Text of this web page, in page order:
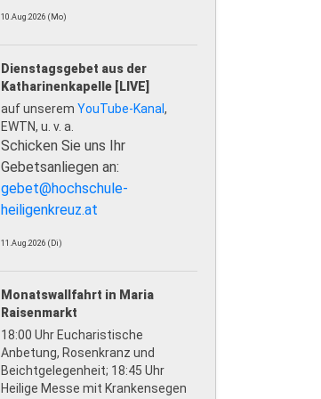
10.Aug.2026 (Mo)
Dienstagsgebet aus der
Katharinenkapelle [LIVE]
auf unserem YouTube-Kanal ,
EWTN, u. v. a.
Schicken Sie uns Ihr
Gebetsanliegen an:
gebet@hochschule-
heiligenkreuz.at
11.Aug.2026 (Di)
Monatswallfahrt in Maria
Raisenmarkt
18:00 Uhr Eucharistische
Anbetung, Rosenkranz und
Beichtgelegenheit; 18:45 Uhr
Heilige Messe mit Krankensegen